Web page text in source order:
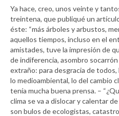
Ya hace, creo, unos veinte y
treintena, que publiqué un
éste: “más árboles y arbustos,
aquellos tiempos, incluso en el
amistades, tuve la impresión de
de indiferencia, asombro
extraño: para desgracia de
lo medioambiental, lo del cambio
tenía mucha buena prensa. –
clima se va a dislocar y calentar
son bulos de ecologistas,